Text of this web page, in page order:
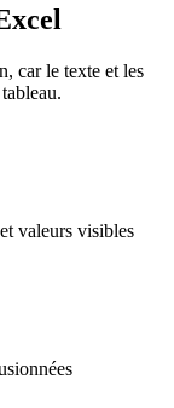
car le texte et les
valeurs visibles